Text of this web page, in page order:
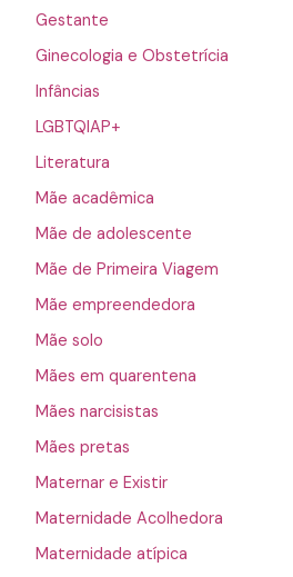
Gestante
Ginecologia e Obstetrícia
Infâncias
LGBTQIAP+
Literatura
Mãe acadêmica
Mãe de adolescente
Mãe de Primeira Viagem
Mãe empreendedora
Mãe solo
Mães em quarentena
Mães narcisistas
Mães pretas
Maternar e Existir
Maternidade Acolhedora
Maternidade atípica